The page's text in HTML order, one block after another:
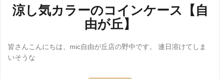
涼し気カラーのコインケース【自
由が丘】
皆さんこんにちは、mic自由が丘店の野中です。 連日溶けてしま
いそうな